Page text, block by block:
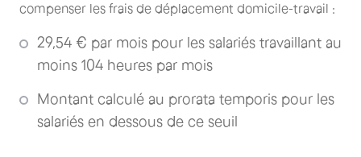
compenser les frais de déplacement domicile-travail :
29,54 € par mois pour les salariés travaillant au
moins 104 heures par mois
Montant calculé au prorata temporis pour les
salariés en dessous de ce seuil